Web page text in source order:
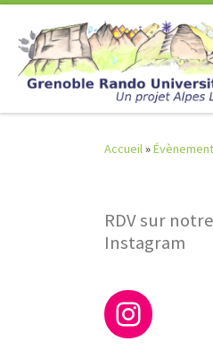
Skip to content
Accueil»
RDV sur
Instagram